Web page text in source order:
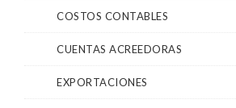
COSTOS CONTABLES
CUENTAS ACREEDORAS
EXPORTACIONES